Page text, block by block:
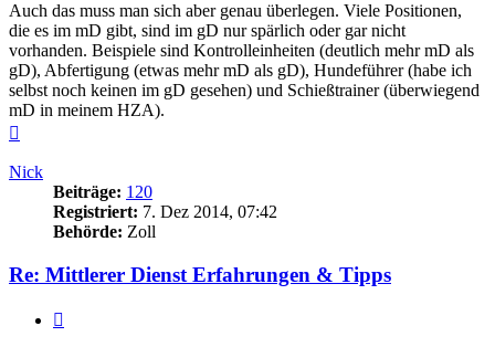
Auch das muss man sich aber genau überlegen. Viele Positionen,
die es im mD gibt, sind im gD nur spärlich oder gar nicht
vorhanden. Beispiele sind Kontrolleinheiten (deutlich mehr mD als
gD), Abfertigung (etwas mehr mD als gD), Hundeführer (habe ich
selbst noch keinen im gD gesehen) und Schießtrainer (überwiegend
mD in meinem HZA).
Nick
Beiträge: 120
Registriert: 7. Dez 2014, 07:42
Behörde: Zoll
Re: Mittlerer Dienst Erfahrungen & Tipps